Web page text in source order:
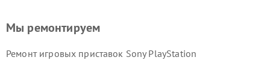
Мы ремонтируем
Ремонт игровых приставок Sony PlayStation